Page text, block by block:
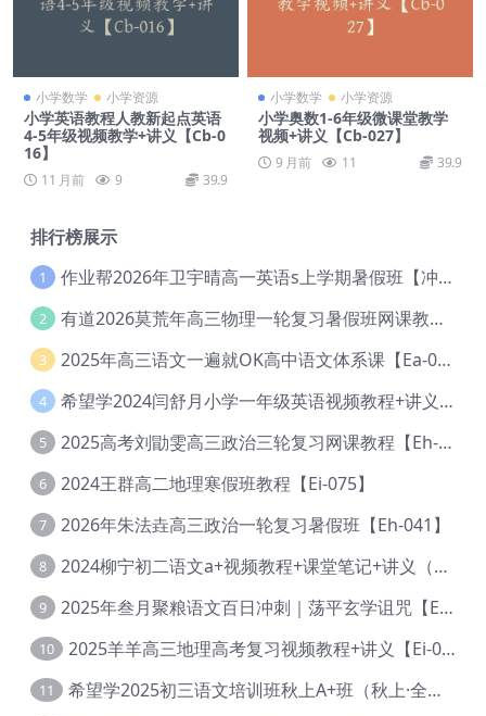
小学数学 小学资源
小学英语教程人教新起点英语
4-5年级视频教学+讲义【Cb-0
16】
11 月前 9 39.9
小学数学 小学资源
小学奥数1-6年级微课堂教学
视频+讲义【Cb-027】
9 月前 11 39.9
排行榜展示
1 作业帮2026年卫宇晴高一英语s上学期暑假班【冲顶班】【Ec-003】
2 有道2026莫荒年高三物理一轮复习暑假班网课教程【Ef-044】
3 2025年高三语文一遍就OK高中语文体系课【Ea-028】
4 希望学2024闫舒月小学一年级英语视频教程+讲义【Cc-004】
5 2025高考刘勖雯高三政治三轮复习网课教程【Eh-061】
6 2024王群高二地理寒假班教程【Ei-075】
7 2026年朱法垚高三政治一轮复习暑假班【Eh-041】
8 2024柳宁初二语文a+视频教程+课堂笔记+讲义（暑假班+秋季班）【Da-003】
9 2025年叁月聚粮语文百日冲刺｜荡平玄学诅咒【Ea-001】
10 2025羊羊高三地理高考复习视频教程+讲义【Ei-051】
11 希望学2025初三语文培训班秋上A+班（秋上·全国版·A+）【Da-031】